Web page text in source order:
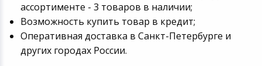
ассортименте - 3 товаров в наличии;
Возможность купить товар в кредит;
Оперативная доставка в Санкт-Петербурге и
других городах России.